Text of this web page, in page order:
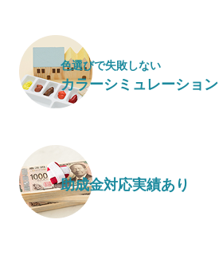
色選びで失敗しない
カラーシミュレーション
助成金対応実績あり